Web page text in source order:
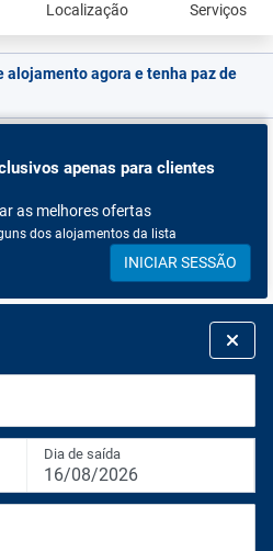
Localização Serviços
alojamento agora e tenha paz de
apenas para clientes
as melhores ofertas
dos alojamentos da lista
INICIAR SESSÃO
Dia de saída
16/08/2026